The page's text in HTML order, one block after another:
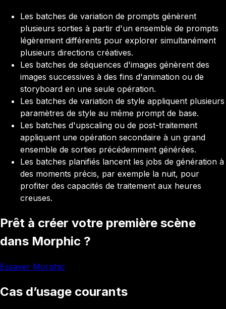
Les batches de variation de prompts génèrent
plusieurs sorties à partir d'un ensemble de prompts
légèrement différents pour explorer simultanément
plusieurs directions créatives.
Les batches de séquences d'images génèrent des
images successives à des fins d'animation ou de
storyboard en une seule opération.
Les batches de variation de style appliquent plusieurs
paramètres de style au même prompt de base.
Les batches d'upscaling ou de post-traitement
appliquent une opération secondaire à un grand
ensemble de sorties précédemment générées.
Les batches planifiés lancent les jobs de génération à
des moments précis, par exemple la nuit, pour
profiter des capacités de traitement aux heures
creuses.
Prêt à créer votre première scène
dans Morphic ?
Essayer Morphic
Cas d’usage courants